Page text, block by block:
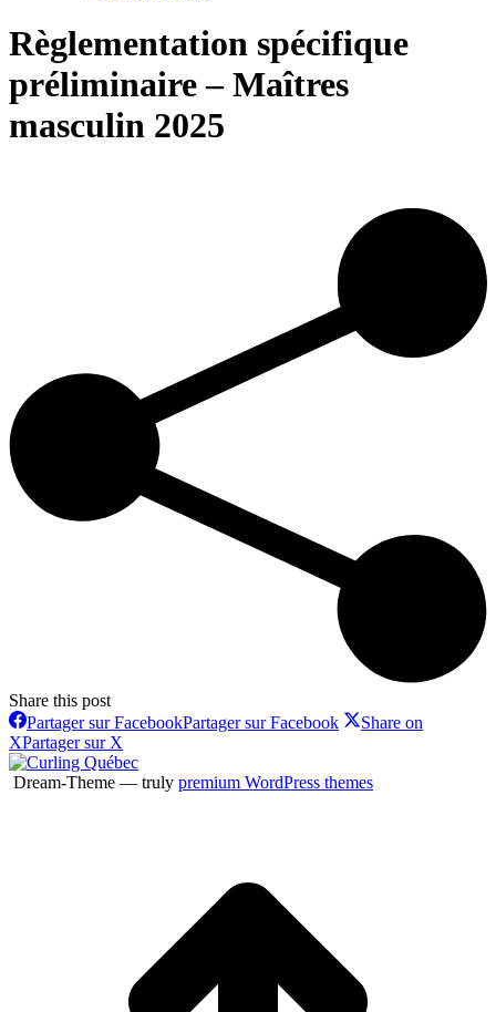
Règlementation spécifique
préliminaire – Maîtres
masculin 2025
Share this post
Partager sur FacebookPartager sur Facebook
Share on
XPartager sur X
Dream-Theme — truly premium WordPress themes